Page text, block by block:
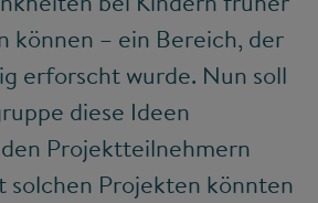
können – ein Bereich, der
erforscht wurde. Nun soll
diese Ideen
Projektteilnehmern
solchen Projekten könnten